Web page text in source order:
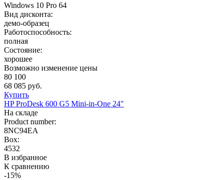
Windows 10 Pro 64
Вид дисконта:
демо-образец
Работоспособность:
полная
Состояние:
хорошее
Возможно изменение цены
80 100
68 085 руб.
Купить
HP ProDesk 600 G5 Mini-in-One 24"
На складе
Product number:
8NC94EA
Box:
4532
В избранное
К сравнению
-15%